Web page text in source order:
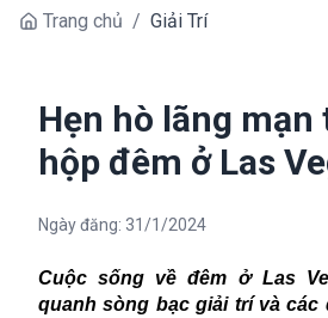
Trang chủ / Giải Trí
Hẹn hò lãng mạn
hộp đêm ở Las
Ngày đăng: 31/1/2024
Cuộc sống về đêm ở Las
quanh sòng bạc giải trí và các